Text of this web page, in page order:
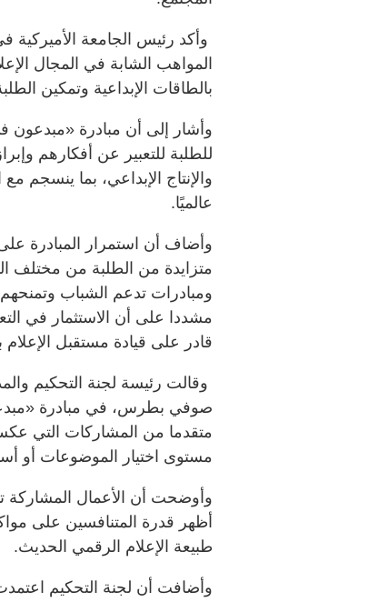
وأكد رئيس الجامعة الأميركية
المواهب الشابة في المجال
بالطاقات الإبداعية وتمكين
وأشار إلى أن مبادرة «مبدعون
للطلبة للتعبير عن أفكارهم
والإنتاج الإبداعي، بما ينسجم
عالميًا.
وأضاف أن استمرار المبادرة
متزايدة من الطلبة من مختلف
ومبادرات تدعم الشباب
مشددا على أن الاستثمار في
قادر على قيادة مستقبل الإعلام
وقالت رئيسة لجنة التحكيم
صوفي بطرس، في مبادرة
متقدما من المشاركات التي
مستوى اختيار الموضوعات أو
وأوضحت أن الأعمال المشاركة
أظهر قدرة المتنافسين على
طبيعة الإعلام الرقمي الحديث.
وأضافت أن لجنة التحكيم